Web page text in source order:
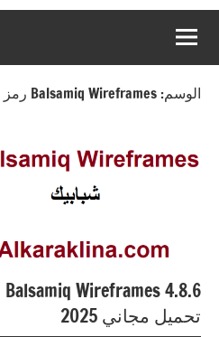
الوسم: Balsamiq Wireframes رمز التفعيل
تحميل مجاني 2025